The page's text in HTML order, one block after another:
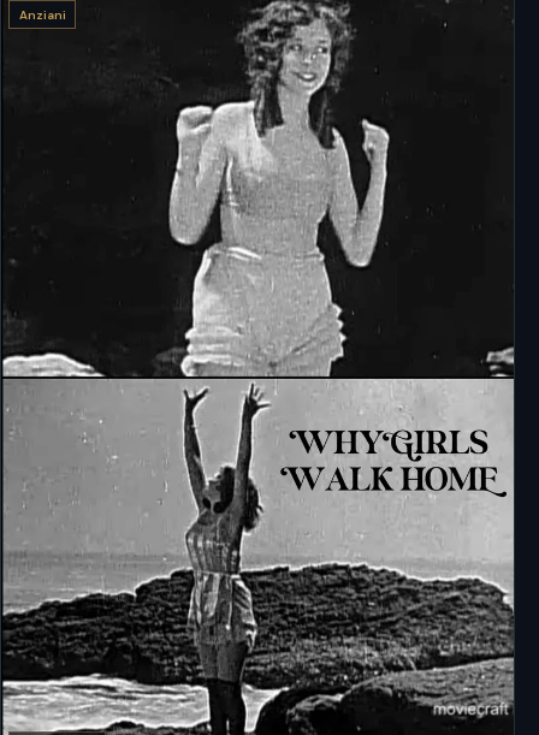
Anziani